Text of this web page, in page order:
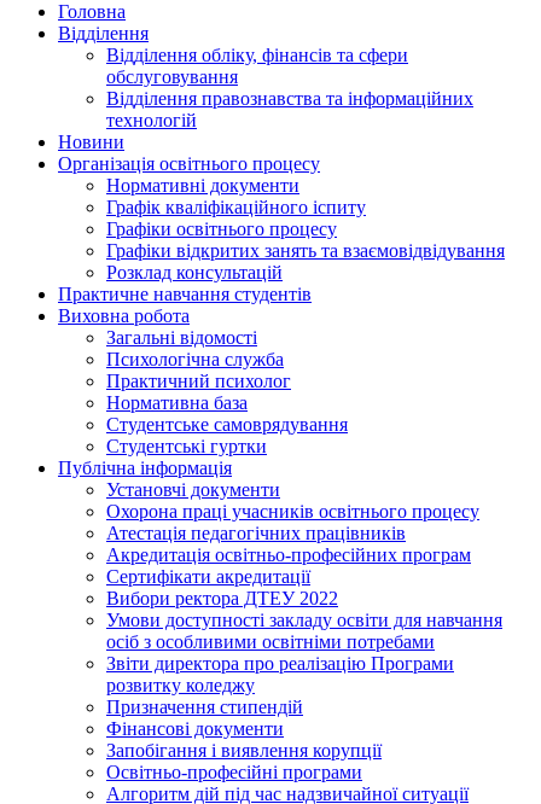
Головна
Відділення
Відділення обліку, фінансів та сфери
обслуговування
Відділення правознавства та інформаційних
технологій
Новини
Організація освітнього процесу
Нормативні документи
Графік кваліфікаційного іспиту
Графіки освітнього процесу
Графіки відкритих занять та взаємовідвідування
Розклад консультацій
Практичне навчання студентів
Виховна робота
Загальні відомості
Психологічна служба
Практичний психолог
Нормативна база
Студентське самоврядування
Студентські гуртки
Публічна інформація
Установчі документи
Охорона праці учасників освітнього процесу
Атестація педагогічних працівників
Акредитація освітньо-професійних програм
Сертифікати акредитації
Вибори ректора ДТЕУ 2022
Умови доступності закладу освіти для навчання
осіб з особливими освітніми потребами
Звіти директора про реалізацію Програми
розвитку коледжу
Призначення стипендій
Фінансові документи
Запобігання і виявлення корупції
Освітньо-професійні програми
Алгоритм дій під час надзвичайної ситуації